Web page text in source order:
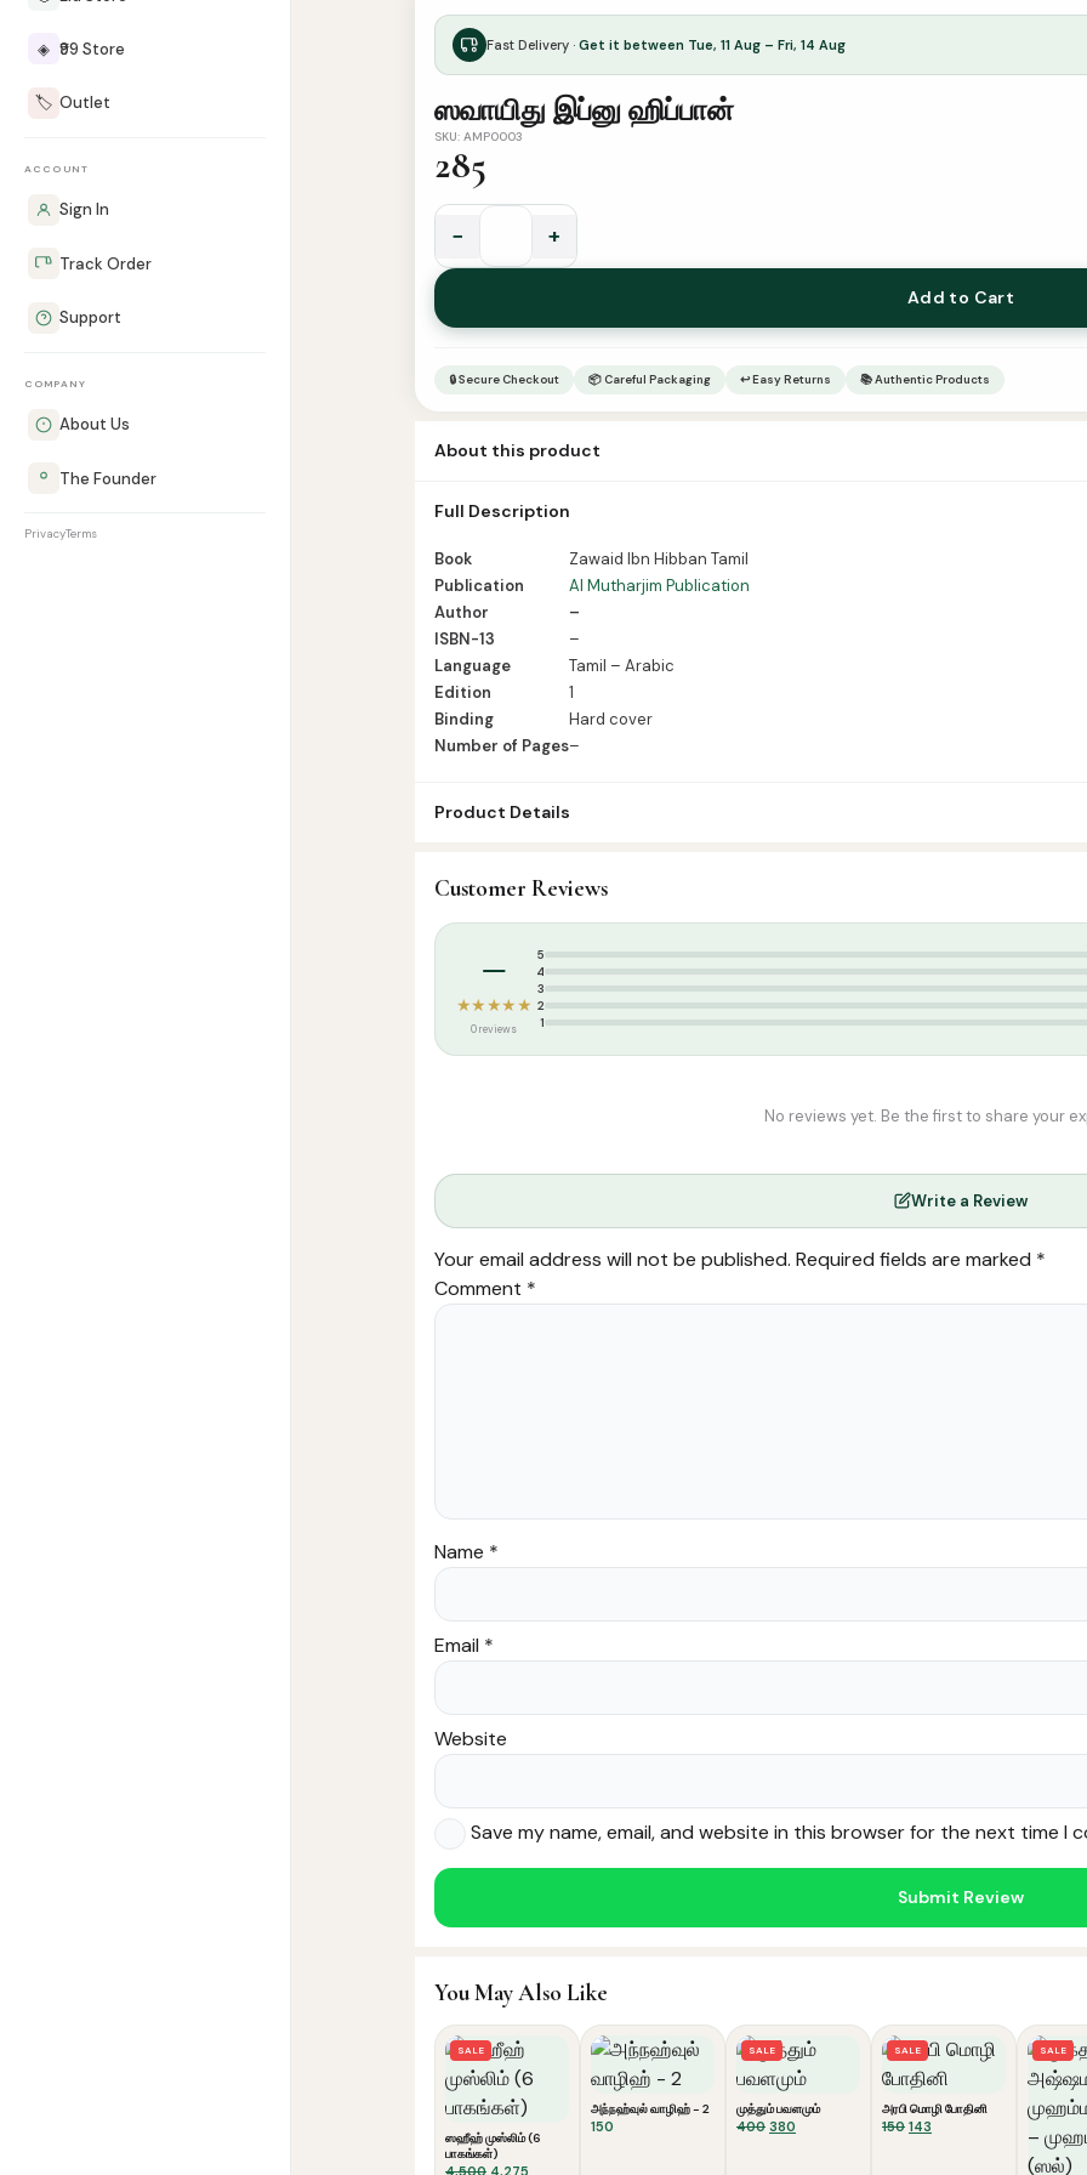
◈ ₹99 Store
🏷️ Outlet
ACCOUNT
Sign In
Track Order
Support
COMPANY
About Us
The Founder
PrivacyTerms
Fast Delivery · Get it between Tue, 11 Aug – Fri, 14 Aug
ஸவாயிது இப்னு ஹிப்பான்
SKU: AMP0003
285
இப்னு
ஹிப்பான்
quantity
− +
Add to Cart
🔒 Secure Checkout 📦 Careful Packaging ↩ Easy Returns 📚 Authentic Products
About this product
Number of Pages –
Full Description
Book
Zawaid Ibn Hibban Tamil
Publication
Al Mutharjim Publication
Author
–
ISBN-13
–
Language
Tamil – Arabic
Edition
1
Binding
Hard cover
Number of Pages–
Product Details
Categories: Hadees,Tamil Islamic Books
Tags:
Customer Reviews
–
★★★★★
0 reviews
5
4
3
2
1
No reviews yet. Be the first to share your
Write a Review
Your email address will not be published. Required fields are marked *
Comment *
Name *
Email *
Website
Save my name, email, and website in this browser for the next time I
You May Also Like
SALE
ஸஹீஹ் முஸ்லிம் (6
பாகங்கள்)
4,500 Original
4,275
அந்நஹ்வுல் வாழிஹ் - 2
150
SALE
முத்தும் பவளமும்
400 Original
380
SALE
அரபி மொழி போதினி
150 Original
143
SALE